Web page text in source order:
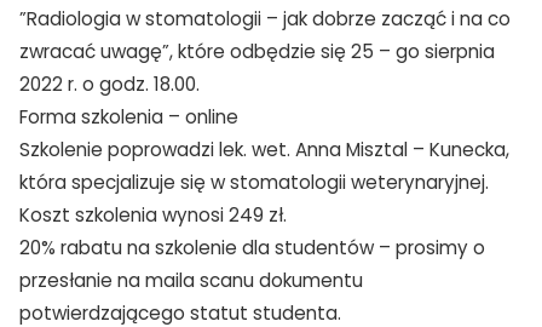
”Radiologia w stomatologii – jak dobrze zacząć i na co
zwracać uwagę”, które odbędzie się 25 – go sierpnia
2022 r. o godz. 18.00.
Forma szkolenia – online
Szkolenie poprowadzi lek. wet. Anna Misztal – Kunecka,
która specjalizuje się w stomatologii weterynaryjnej.
Koszt szkolenia wynosi 249 zł.
20% rabatu na szkolenie dla studentów – prosimy o
przesłanie na maila scanu dokumentu
potwierdzającego statut studenta.